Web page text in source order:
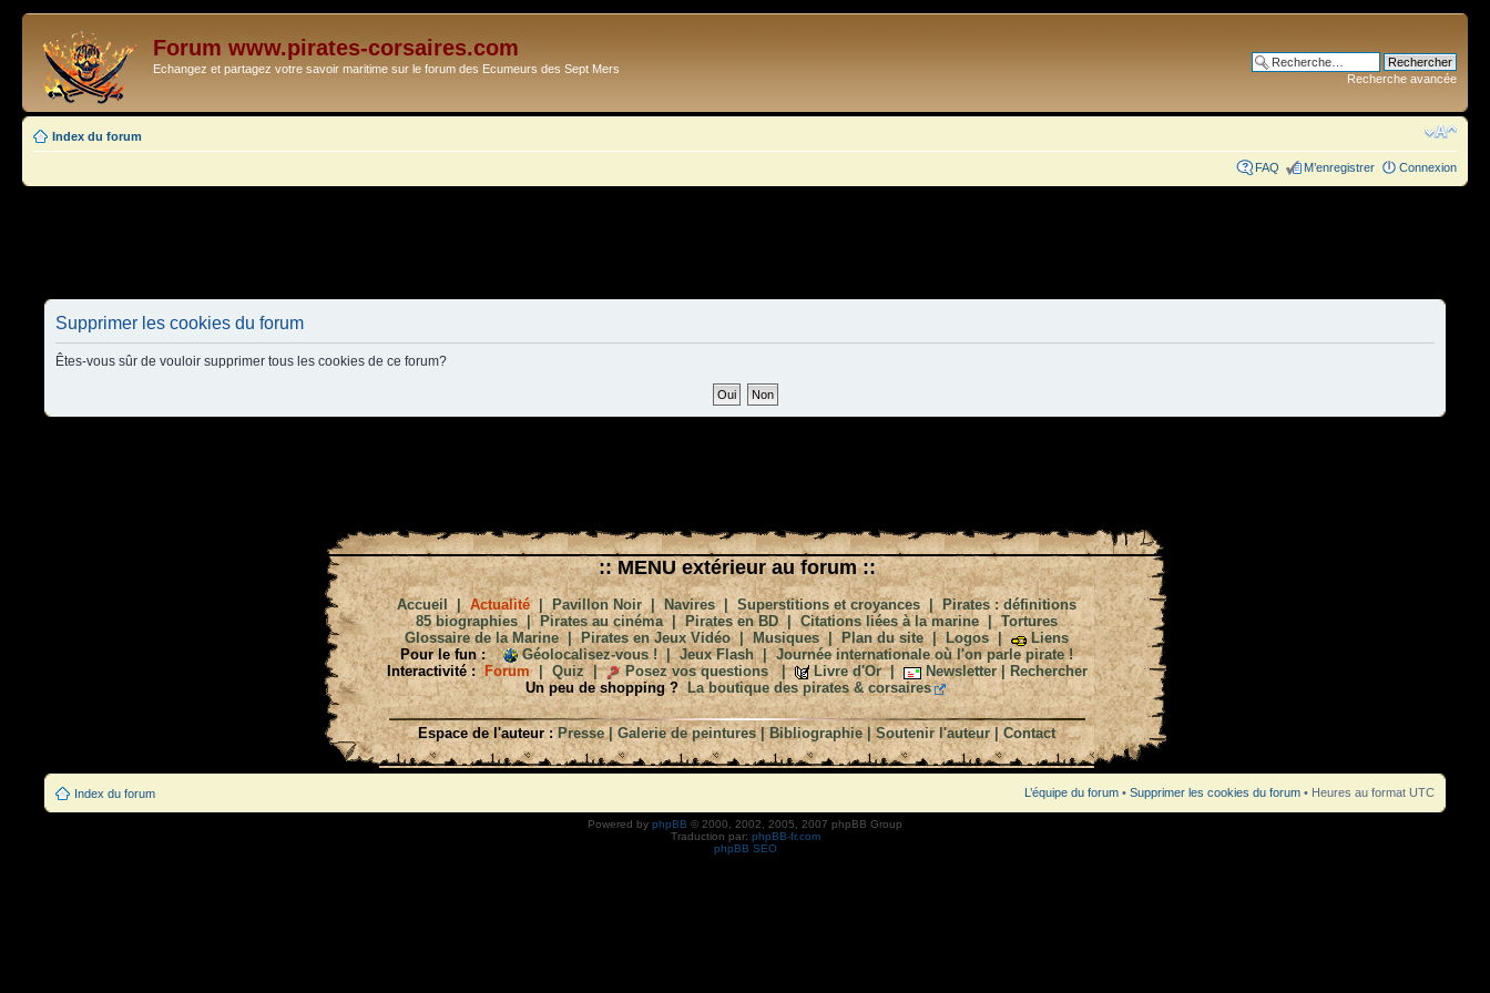
Forum www.pirates-corsaires.com
Echangez et partagez votre savoir maritime sur le forum des Ecumeurs des Sept Mers
Recherche avancée
Index du forum
FAQ M’enregistrer Connexion
Supprimer les cookies du forum
Êtes-vous sûr de vouloir supprimer tous les cookies de ce forum?
:: MENU extérieur au forum ::
Accueil |Actualité|Pavillon Noir|Navires|Superstitions et croyances|Pirates : définitions
85 biographies| Pirates au cinéma|Pirates en BD|Citations liées à la marine|Tortures
Glossaire de la Marine|Pirates en Jeux Vidéo|Musiques|Plan du site|Logos|
Liens
Pour le fun :
Géolocalisez-vous !|Jeux Flash|Journée internationale où l'on parle pirate !
Interactivité : Forum| Quiz| Posez vos questions| Livre d'Or| Newsletter| Rechercher
Un peu de shopping ?
La boutique des pirates & corsaires
Espace de l'auteur : Presse|Galerie de peintures|Bibliographie|Soutenir l'auteur|Contact
Index du forum L’équipe du forum • Supprimer les cookies du forum • Heures au format UTC
Powered by phpBB © 2000, 2002, 2005, 2007 phpBB Group
Traduction par: phpBB-fr.com
phpBB SEO